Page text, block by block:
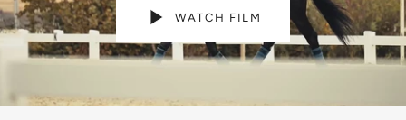
WATCH FILM